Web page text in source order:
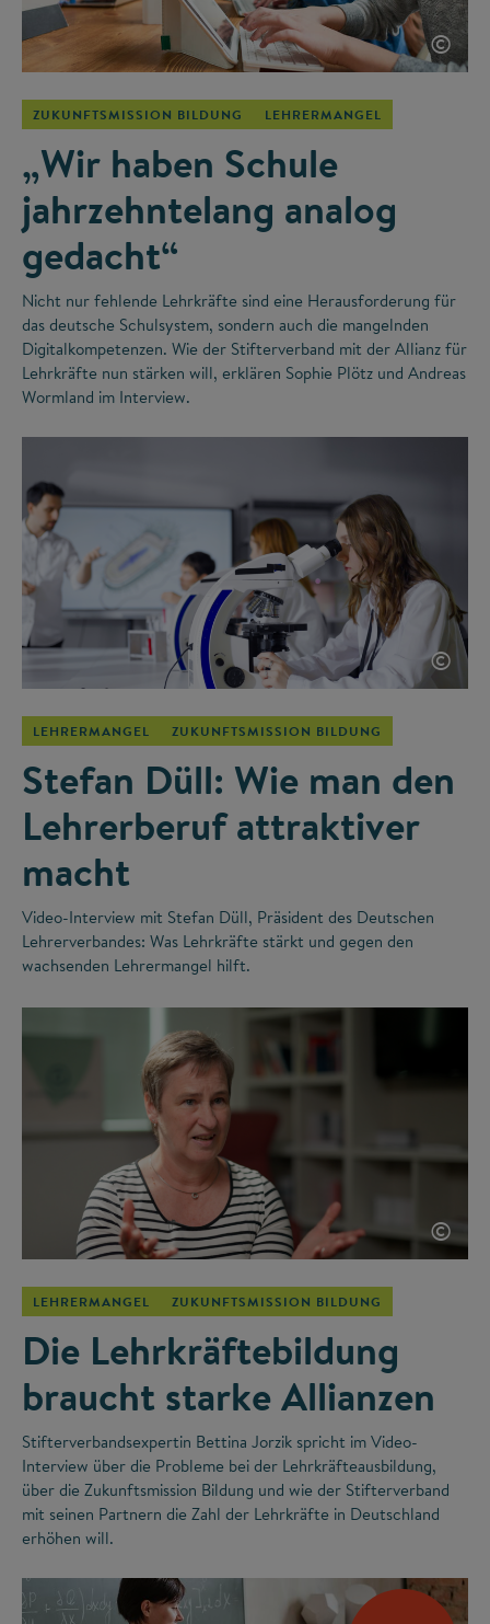
©
ZUKUNFTSMISSION BILDUNG LEHRERMANGEL
„Wir haben Schule
jahrzehntelang analog
gedacht“
Nicht nur fehlende Lehrkräfte sind eine Herausforderung für
das deutsche Schulsystem, sondern auch die mangelnden
Digitalkompetenzen. Wie der Stifterverband mit der Allianz für
Lehrkräfte nun stärken will, erklären Sophie Plötz und Andreas
Wormland im Interview.
©
LEHRERMANGEL ZUKUNFTSMISSION BILDUNG
Stefan Düll: Wie man den
Lehrerberuf attraktiver
macht
Video-Interview mit Stefan Düll, Präsident des Deutschen
Lehrerverbandes: Was Lehrkräfte stärkt und gegen den
wachsenden Lehrermangel hilft.
©
LEHRERMANGEL ZUKUNFTSMISSION BILDUNG
Die Lehrkräftebildung
braucht starke Allianzen
Stifterverbandsexpertin Bettina Jorzik spricht im Video-
Interview über die Probleme bei der Lehrkräfteausbildung,
über die Zukunftsmission Bildung und wie der Stifterverband
mit seinen Partnern die Zahl der Lehrkräfte in Deutschland
erhöhen will.